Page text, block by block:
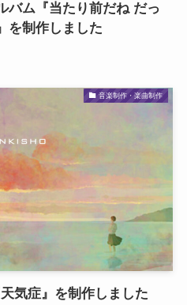
バム『当たり前だね だっ
を制作しました
音楽制作・楽曲制作
気症』を制作しました